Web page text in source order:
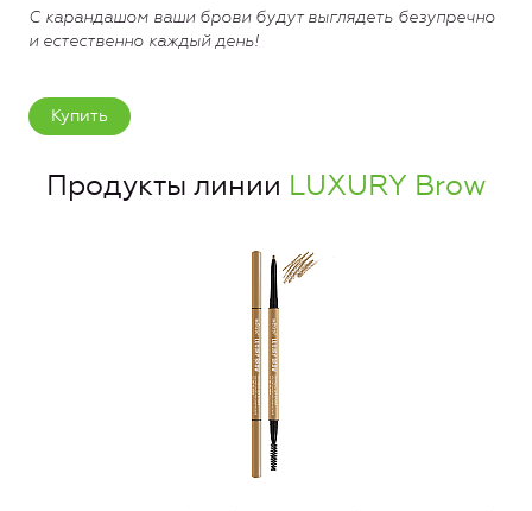
С карандашом ваши брови будут выглядеть безупречно
и естественно каждый день!
Купить
Продукты линии LUXURY Brow